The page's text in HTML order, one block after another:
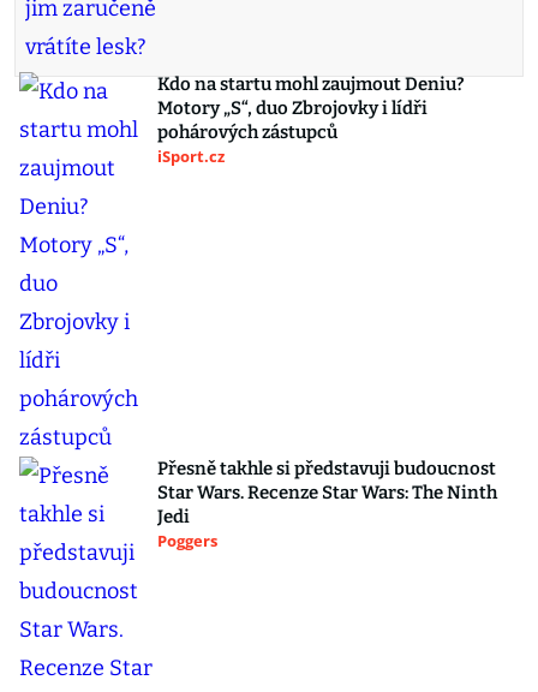
Kdo na startu mohl zaujmout Deniu?
Motory „S“, duo Zbrojovky i lídři
pohárových zástupců
iSport.cz
Přesně takhle si představuji budoucnost
Star Wars. Recenze Star Wars: The Ninth
Jedi
Poggers